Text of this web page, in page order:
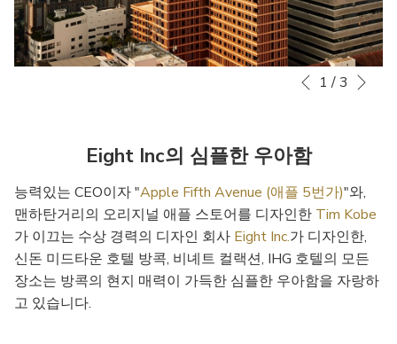
Slideshow
Clicking
following
links
will
update
the
content
above
Previous
1 /3
Eight Inc의 심플한 우아함
능력있는 CEO이자 "Apple Fifth Avenue (애플 5번가)"와,
맨하탄거리의 오리지널 애플 스토어를 디자인한 Tim Kobe
가 이끄는 수상 경력의 디자인 회사 Eight Inc.가 디자인한,
신돈 미드타운 호텔 방콕, 비녜트 컬랙션, IHG 호텔의 모든
장소는 방콕의 현지 매력이 가득한 심플한 우아함을 자랑하
고 있습니다.